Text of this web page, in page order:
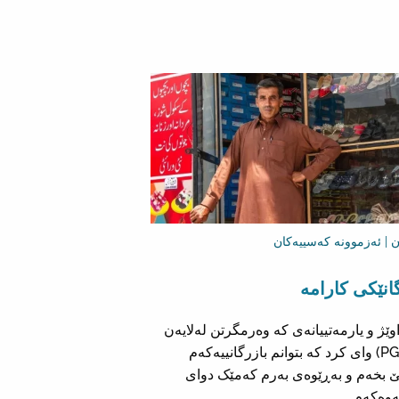
| ئەزموونە کەسییەکان
کارامە
و یارمەتییانەی کە وەرمگرتن لەلایەن
(PGFRC) وای کرد کە بتوانم بازرگانییەکەم
بخەم و بەڕێوەی بەرم کەمێک دوای